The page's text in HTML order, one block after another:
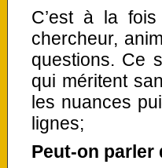
C’est à la fois
chercheur,
questions. Ce
qui méritent
les nuances
lignes;
Peut-on parler